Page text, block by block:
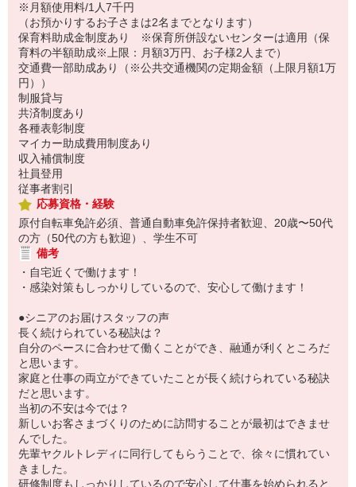
※月額使用料/1人7千円
（お預かりするお子さまは2名までとなります）
保育料助成金制度あり ※保育所併設ないセンターは適用（保
育料の半額助成※上限：月額3万円、お子様2人まで）
交通費一部助成あり（※公共交通機関の定期金額（上限月額1万
円））
制服貸与
共済制度あり
各種表彰制度
マイカー助成費用制度あり
収入補償制度
社員登用
従事者割引
応募資格・経験
原付自転車免許必須、普通自動車免許保持者歓迎、20歳〜50代
の方（50代の方も歓迎）、学生不可
備考
・自宅近くで働けます！
・感染対策もしっかりしているので、安心して働けます！
●シニアのお届けスタッフの声
長く続けられている秘訣は？
自分のペースに合わせて働くことができ、融通が利くところだ
と思います。
家庭と仕事の両立ができていたことが長く続けられている秘訣
だと思います。
当初の不安は今では？
新しいお客さまづくりのために訪問することが最初はできませ
んでした。
先輩ヤクルトレディに同行してもらうことで、徐々に慣れてい
きました。
研修制度もしっかりしているので安心して仕事を始められると